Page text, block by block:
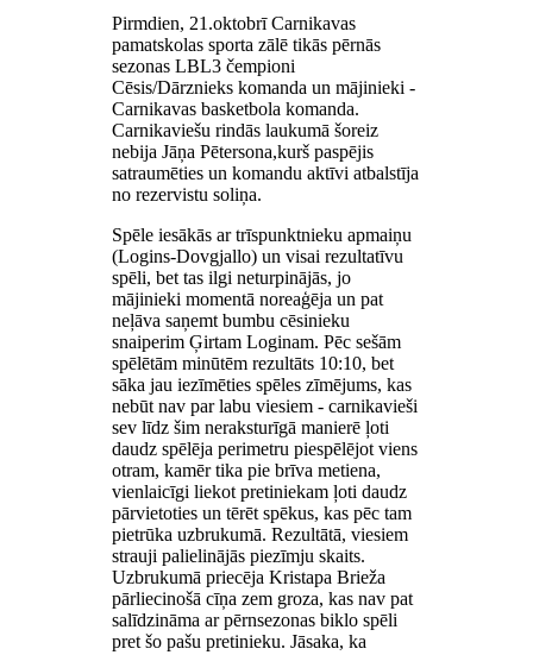
Pirmdien, 21.oktobrī Carnikavas
pamatskolas sporta zālē tikās pērnās
sezonas LBL3 čempioni
Cēsis/Dārznieks komanda un mājinieki -
Carnikavas basketbola komanda.
Carnikaviešu rindās laukumā šoreiz
nebija Jāņa Pētersona,kurš paspējis
satraumēties un komandu aktīvi atbalstīja
no rezervistu soliņa.
Spēle iesākās ar trīspunktnieku apmaiņu
(Logins-Dovgjallo) un visai rezultatīvu
spēli, bet tas ilgi neturpinājās, jo
mājinieki momentā noreaģēja un pat
neļāva saņemt bumbu cēsinieku
snaiperim Ģirtam Loginam. Pēc sešām
spēlētām minūtēm rezultāts 10:10, bet
sāka jau iezīmēties spēles zīmējums, kas
nebūt nav par labu viesiem - carnikavieši
sev līdz šim neraksturīgā manierē ļoti
daudz spēlēja perimetru piespēlējot viens
otram, kamēr tika pie brīva metiena,
vienlaicīgi liekot pretiniekam ļoti daudz
pārvietoties un tērēt spēkus, kas pēc tam
pietrūka uzbrukumā. Rezultātā, viesiem
strauji palielinājās piezīmju skaits.
Uzbrukumā priecēja Kristapa Brieža
pārliecinošā cīņa zem groza, kas nav pat
salīdzināma ar pērnsezonas biklo spēli
pret šo pašu pretinieku. Jāsaka, ka